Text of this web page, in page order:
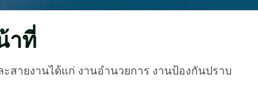
าที่
ายงานได้แก่ งานอำนวยการ งานป้องกันปราบ